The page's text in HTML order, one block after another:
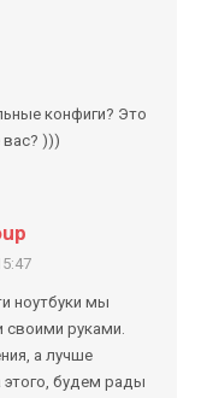
конфиги? Это
)))
ноутбуки мы
своими руками.
а лучше
этого, будем рады